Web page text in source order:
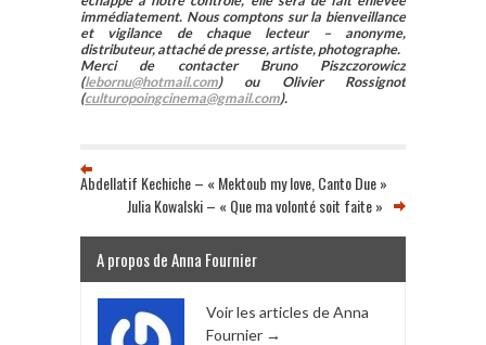
immédiatement. Nous comptons sur la bienveillance
et vigilance de chaque lecteur – anonyme,
distributeur, attaché de presse, artiste, photographe.
Merci de contacter Bruno Piszczorowicz
(lebornu@hotmail.com) ou Olivier Rossignot
(culturopoingcinema@gmail.com).
Abdellatif Kechiche – « Mektoub my love, Canto Due »
Julia Kowalski – « Que ma volonté soit faite »
A propos de Anna Fournier
Voir les articles de Anna
Fournier →